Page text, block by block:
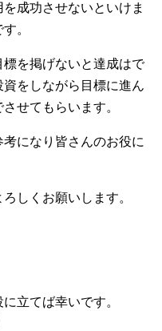
成功させないといけま
。
を掲げないと達成はで
をしながら目標に進ん
せてもらいます。
になり皆さんのお役に
しくお願いします。
立てば幸いです。